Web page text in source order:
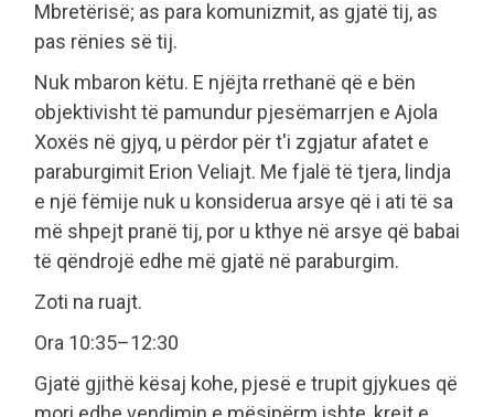
Mbretërisë; as para komunizmit, as gjatë tij, as
pas rënies së tij.
Nuk mbaron këtu. E njëjta rrethanë që e bën
objektivisht të pamundur pjesëmarrjen e Ajola
Xoxës në gjyq, u përdor për t'i zgjatur afatet e
paraburgimit Erion Veliajt. Me fjalë të tjera, lindja
e një fëmije nuk u konsiderua arsye që i ati të sa
më shpejt pranë tij, por u kthye në arsye që babai
të qëndrojë edhe më gjatë në paraburgim.
Zoti na ruajt.
Ora 10:35–12:30
Gjatë gjithë kësaj kohe, pjesë e trupit gjykues që